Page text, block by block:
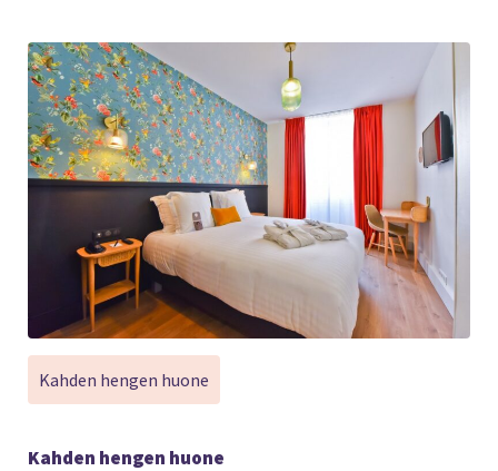
Kahden hengen huone
Kahden hengen huone